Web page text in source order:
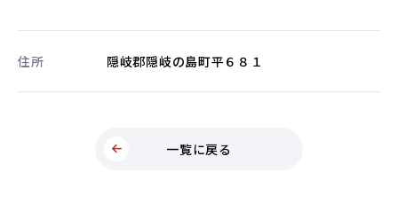
住所 隠岐郡隠岐の島町平６８１
一覧に戻る